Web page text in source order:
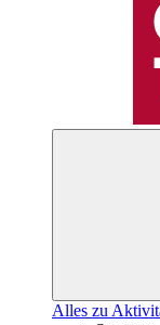
Alles zu